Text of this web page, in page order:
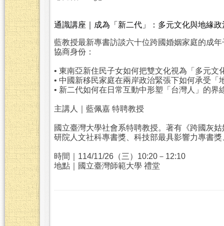
通識講座｜成為「新二代」：多元文化與地緣
藍教授最新專書訪談六十位跨國婚姻家庭的成
協商身份：
• 東南亞新住民子女如何把雙文化視為「多元文
• 中國新移民家庭在兩岸政治緊張下如何承受「
• 新二代如何在日常互動中形塑「台灣人」的界
主講人｜藍佩嘉 特聘教授
國立臺灣大學社會系特聘教授。著有《跨國灰
研院人文社科專書獎、科技部最具影響力專書
時間｜114/11/26（三）10:20－12:10
地點｜國立臺灣師範大學 禮堂